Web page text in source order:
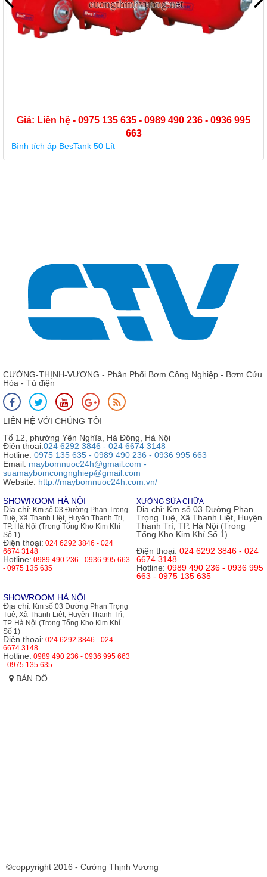
Giá: Liên hệ - 0975 135 635 - 0989 490 236 - 0936 995
663
Bình tích áp BesTank 50 Lít
CƯỜNG-THỊNH-VƯƠNG - Phân Phối Bơm Công Nghiệp - Bơm Cứu
Hỏa - Tủ điện
LIÊN HỆ VỚI CHÚNG TÔI
Tổ 12, phường Yên Nghĩa, Hà Đông, Hà Nội
Điện thoại:024 6292 3846 - 024 6674 3148
Hotline: 0975 135 635 - 0989 490 236 - 0936 995 663
Email: maybomnuoc24h@gmail.com -
suamaybomcongnghiep@gmail.com
Website: http://maybomnuoc24h.com.vn/
SHOWROOM HÀ NỘI
Địa chỉ: Km số 03 Đường Phan Trọng
Tuệ, Xã Thanh Liệt, Huyện Thanh Trì,
TP. Hà Nội (Trong Tổng Kho Kim Khí
Số 1)
Điện thoại: 024 6292 3846 - 024
6674 3148
Hotline: 0989 490 236 - 0936 995 663
- 0975 135 635
XƯỞNG SỬA CHỮA
Địa chỉ: Km số 03 Đường Phan
Trọng Tuệ, Xã Thanh Liệt, Huyện
Thanh Trì, TP. Hà Nội (Trong
Tổng Kho Kim Khí Số 1)
Điện thoại: 024 6292 3846 - 024
6674 3148
Hotline: 0989 490 236 - 0936 995
663 - 0975 135 635
SHOWROOM HÀ NỘI
Địa chỉ: Km số 03 Đường Phan Trọng
Tuệ, Xã Thanh Liệt, Huyện Thanh Trì,
TP. Hà Nội (Trong Tổng Kho Kim Khí
Số 1)
Điện thoại: 024 6292 3846 - 024
6674 3148
Hotline: 0989 490 236 - 0936 995 663
- 0975 135 635
BẢN ĐỒ
©coppyright 2016 - Cường Thịnh Vương